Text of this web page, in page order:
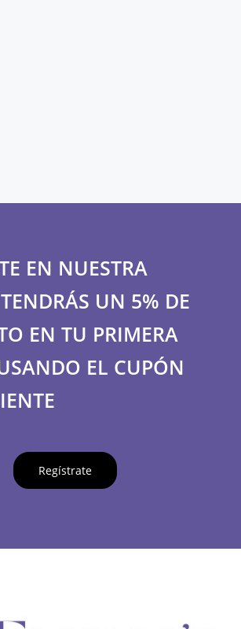
EN NUESTRA
UN 5% DE
EN TU PRIMERA
EL CUPÓN
Regístrate